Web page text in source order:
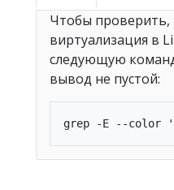
Чтобы проверить,
виртуализация в
следующую
вывод не пустой: